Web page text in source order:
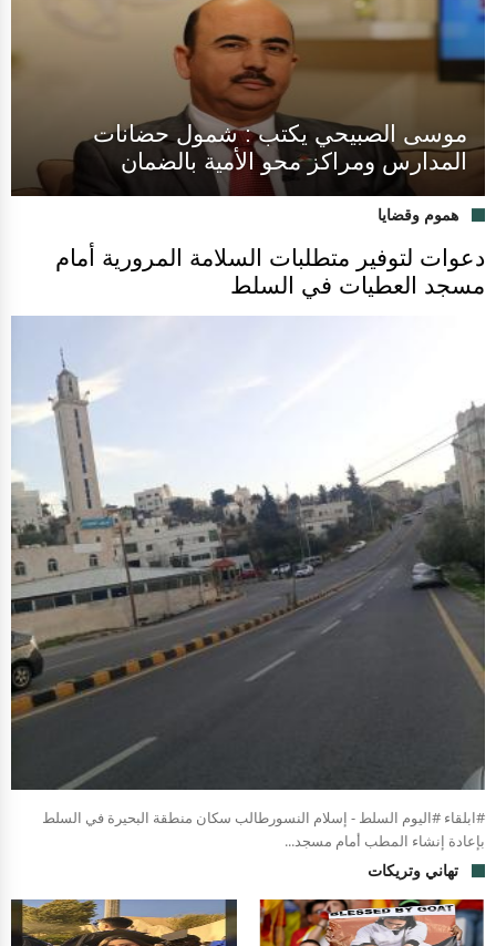
موسى الصبيحي يكتب : شمول حضانات
المدارس ومراكز محو الأمية بالضمان
هموم وقضايا
دعوات لتوفير متطلبات السلامة المرورية أمام
مسجد العطيات في السلط
#ابلقاء #اليوم السلط - إسلام النسورطالب سكان منطقة البحيرة في السلط
بإعادة إنشاء المطب أمام مسجد...
تهاني وتريكات